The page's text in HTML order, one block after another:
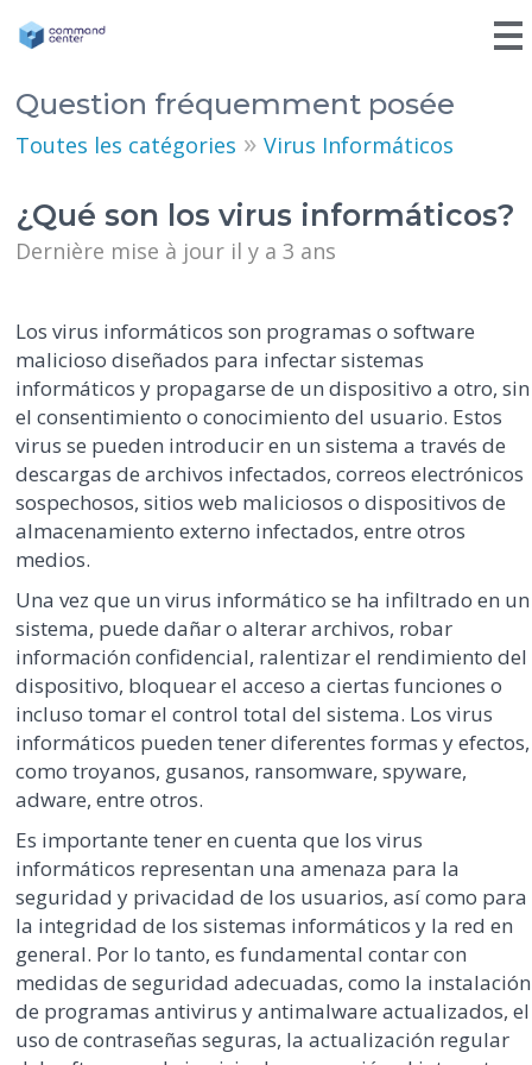
Question fréquemment posée
Toutes les catégories »Virus Informáticos
¿Qué son los virus informáticos?
Dernière mise à jour il y a 3 ans
Los virus informáticos son programas o software
malicioso diseñados para infectar sistemas
informáticos y propagarse de un dispositivo a otro, sin
el consentimiento o conocimiento del usuario. Estos
virus se pueden introducir en un sistema a través de
descargas de archivos infectados, correos electrónicos
sospechosos, sitios web maliciosos o dispositivos de
almacenamiento externo infectados, entre otros
medios.
Una vez que un virus informático se ha infiltrado en un
sistema, puede dañar o alterar archivos, robar
información confidencial, ralentizar el rendimiento del
dispositivo, bloquear el acceso a ciertas funciones o
incluso tomar el control total del sistema. Los virus
informáticos pueden tener diferentes formas y efectos,
como troyanos, gusanos, ransomware, spyware,
adware, entre otros.
Es importante tener en cuenta que los virus
informáticos representan una amenaza para la
seguridad y privacidad de los usuarios, así como para
la integridad de los sistemas informáticos y la red en
general. Por lo tanto, es fundamental contar con
medidas de seguridad adecuadas, como la instalación
de programas antivirus y antimalware actualizados, el
uso de contraseñas seguras, la actualización regular